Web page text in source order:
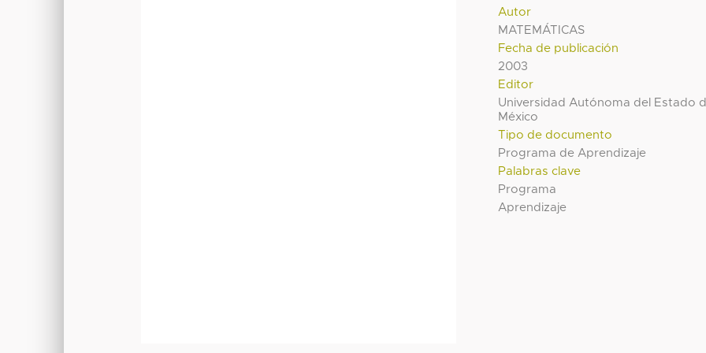
Autor
MATEMÁTICAS
Fecha de publicación
2003
Editor
Universidad Autónoma del Estado
México
Tipo de documento
Programa de Aprendizaje
Palabras clave
Programa
Aprendizaje